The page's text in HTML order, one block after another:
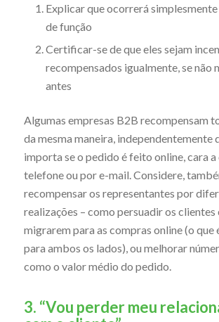
Explicar que ocorrerá simplesmente
de função
Certificar-se de que eles sejam
recompensados igualmente, se não
antes
Algumas empresas B2B recompensam
da mesma maneira, independentemente
importa se o pedido é feito online, cara a
telefone ou por e-mail. Considere,
recompensar os representantes por
realizações – como persuadir os clientes
migrarem para as compras online (o que
para ambos os lados), ou melhorar
como o valor médio do pedido.
3. “Vou perder meu